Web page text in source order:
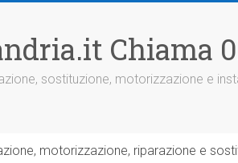
Chiama
sostituzione, motorizzazione e
motorizzazione, riparazione e